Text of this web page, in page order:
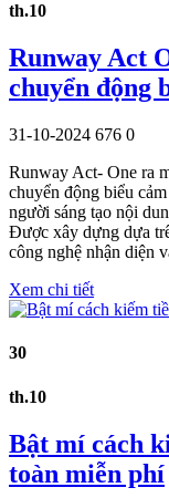
th.10
Runway Act
chuyển động
31-10-2024 676 0
Runway Act- One ra
chuyển động biểu
người sáng tạo nội
Được xây dựng dựa
công nghệ nhận diện
Xem chi tiết
30
th.10
Bật mí cách
toàn miễn phí